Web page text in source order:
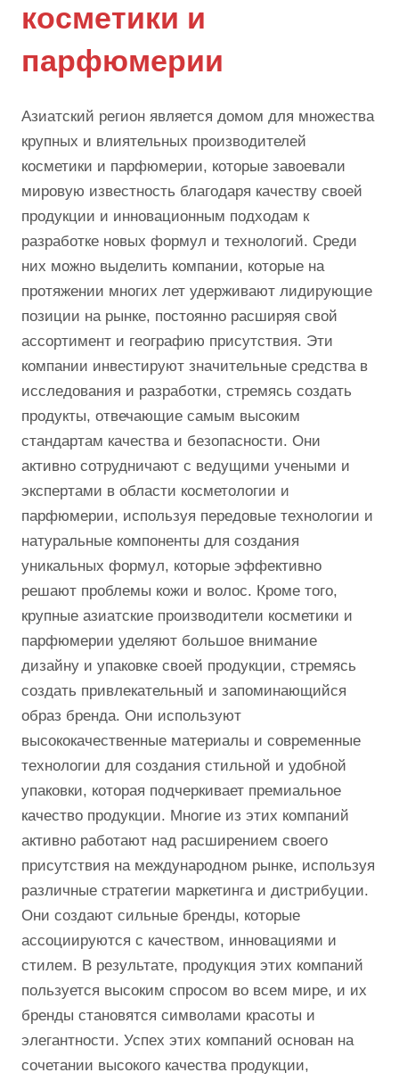
косметики и
парфюмерии
Азиатский регион является домом для множества
крупных и влиятельных производителей
косметики и парфюмерии, которые завоевали
мировую известность благодаря качеству своей
продукции и инновационным подходам к
разработке новых формул и технологий. Среди
них можно выделить компании, которые на
протяжении многих лет удерживают лидирующие
позиции на рынке, постоянно расширяя свой
ассортимент и географию присутствия. Эти
компании инвестируют значительные средства в
исследования и разработки, стремясь создать
продукты, отвечающие самым высоким
стандартам качества и безопасности. Они
активно сотрудничают с ведущими учеными и
экспертами в области косметологии и
парфюмерии, используя передовые технологии и
натуральные компоненты для создания
уникальных формул, которые эффективно
решают проблемы кожи и волос. Кроме того,
крупные азиатские производители косметики и
парфюмерии уделяют большое внимание
дизайну и упаковке своей продукции, стремясь
создать привлекательный и запоминающийся
образ бренда. Они используют
высококачественные материалы и современные
технологии для создания стильной и удобной
упаковки, которая подчеркивает премиальное
качество продукции. Многие из этих компаний
активно работают над расширением своего
присутствия на международном рынке, используя
различные стратегии маркетинга и дистрибуции.
Они создают сильные бренды, которые
ассоциируются с качеством, инновациями и
стилем. В результате, продукция этих компаний
пользуется высоким спросом во всем мире, и их
бренды становятся символами красоты и
элегантности. Успех этих компаний основан на
сочетании высокого качества продукции,